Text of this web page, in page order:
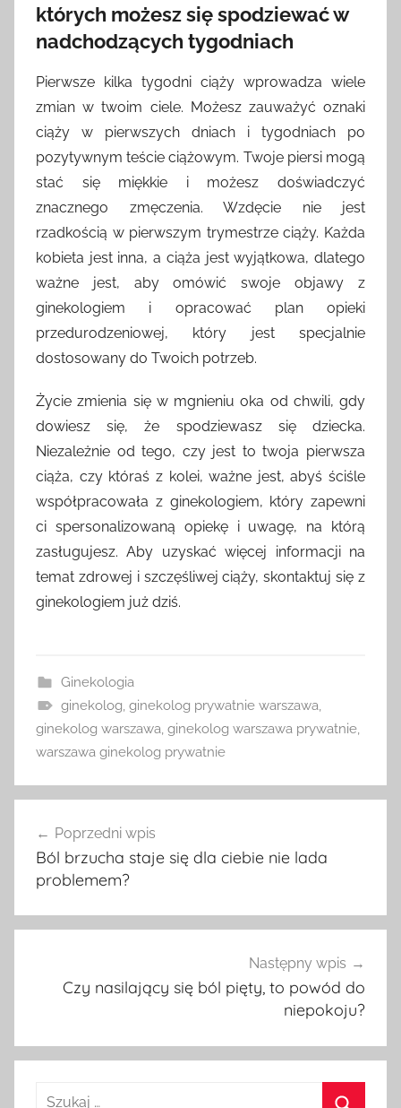
których możesz się spodziewać w
nadchodzących tygodniach
Pierwsze kilka tygodni ciąży wprowadza wiele
zmian w twoim ciele. Możesz zauważyć oznaki
ciąży w pierwszych dniach i tygodniach po
pozytywnym teście ciążowym. Twoje piersi mogą
stać się miękkie i możesz doświadczyć
znacznego zmęczenia. Wzdęcie nie jest
rzadkością w pierwszym trymestrze ciąży. Każda
kobieta jest inna, a ciąża jest wyjątkowa, dlatego
ważne jest, aby omówić swoje objawy z
ginekologiem i opracować plan opieki
przedurodzeniowej, który jest specjalnie
dostosowany do Twoich potrzeb.
Życie zmienia się w mgnieniu oka od chwili, gdy
dowiesz się, że spodziewasz się dziecka.
Niezależnie od tego, czy jest to twoja pierwsza
ciąża, czy któraś z kolei, ważne jest, abyś ściśle
współpracowała z ginekologiem, który zapewni
ci spersonalizowaną opiekę i uwagę, na którą
zasługujesz. Aby uzyskać więcej informacji na
temat zdrowej i szczęśliwej ciąży, skontaktuj się z
ginekologiem już dziś.
Ginekologia
ginekolog ginekolog prywatnie warszawa
ginekolog warszawa ginekolog warszawa prywatnie
warszawa ginekolog prywatnie
wpisu
Poprzedni wpis
Ból brzucha staje się dla ciebie nie lada
problemem?
Następny wpis
Czy nasilający się ból pięty, to powód do
niepokoju?
Szukaj: